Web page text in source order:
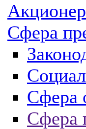
Сфера
Сфера
Сфера